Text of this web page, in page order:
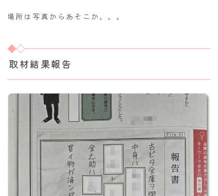
場所は写真からあそこか。。。
取材結果報告